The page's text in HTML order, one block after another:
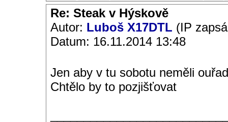
Re: Steak v Hýskově
Autor: Luboš X17DTL (IP
Datum: 16.11.2014 13:48
Jen aby v tu sobotu neměli
Chtělo by to pozjišťovat